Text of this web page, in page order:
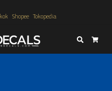
Shopee Tokopedia
SearchCart